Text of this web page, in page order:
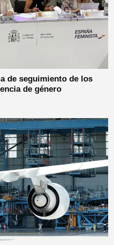
de seguimiento de los
de género